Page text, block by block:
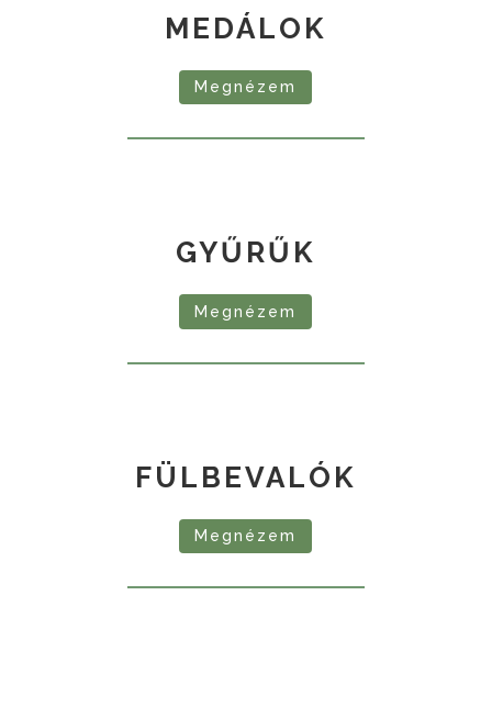
MEDÁLOK
Megnézem
GYŰRŰK
Megnézem
FÜLBEVALÓK
Megnézem